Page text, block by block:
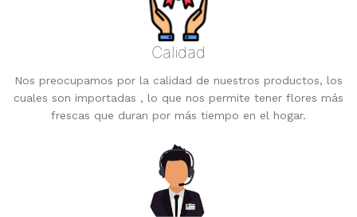
Calidad
Nos preocupamos por la calidad de nuestros productos, los
cuales son importadas , lo que nos permite tener flores más
frescas que duran por más tiempo en el hogar.